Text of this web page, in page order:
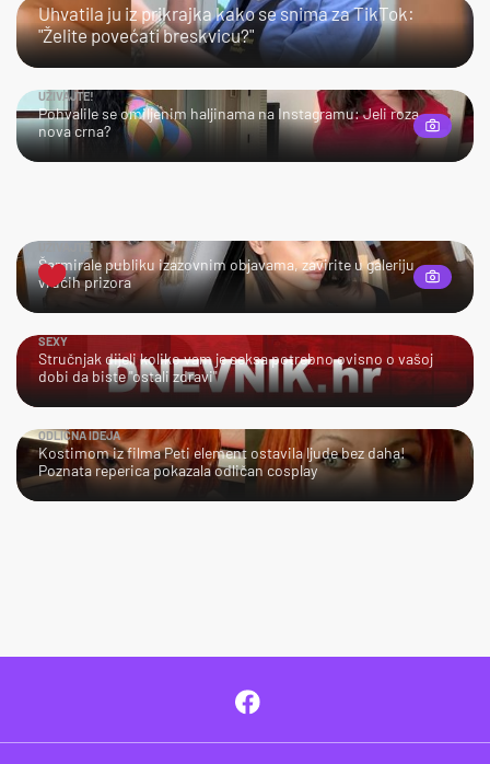
Uhvatila ju iz prikrajka kako se snima za TikTok:
"Želite povećati breskvicu?"
UŽIVAJTE!
Pohvalile se omiljenim haljinama na Instagramu: Jeli roza
nova crna?
UŽIVAJTE!
Šarmirale publiku izazovnim objavama, zavirite u galeriju
vrućih prizora
SEXY
Stručnjak dijeli koliko vam je seksa potrebno ovisno o vašoj
dobi da biste "ostali zdravi"
ODLIČNA IDEJA
Kostimom iz filma Peti element ostavila ljude bez daha!
Poznata reperica pokazala odličan cosplay